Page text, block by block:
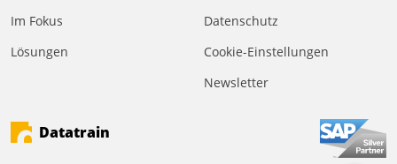
Eine intuitive
Dialogführung ermöglicht
effizienter zu bearbeiten.
Im Fokus
Lösungen
Datenschutz
Cookie-Einstellungen
Newsletter
Datatrain